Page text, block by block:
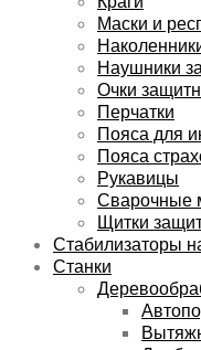
Маски и
Наушники
Очки
Перчатки
Пояса для
Пояса
Рукавицы
Сварочные
Щитки
Стабилизаторы
Станки